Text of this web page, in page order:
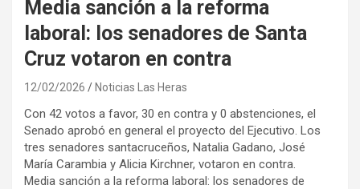
Media sanción a la reforma
laboral: los senadores de Santa
Cruz votaron en contra
12/02/2026 Noticias Las Heras
Con 42 votos a favor, 30 en contra y 0 abstenciones, el
Senado aprobó en general el proyecto del Ejecutivo. Los
tres senadores santacruceños, Natalia Gadano, José
María Carambia y Alicia Kirchner, votaron en contra.
Media sanción a la reforma laboral: los senadores de